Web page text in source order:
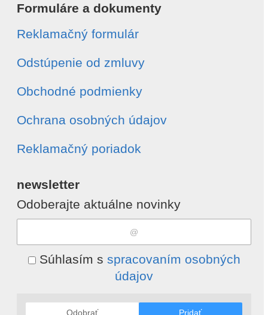
Formuláre a dokumenty
Reklamačný formulár
Odstúpenie od zmluvy
Obchodné podmienky
Ochrana osobných údajov
Reklamačný poriadok
newsletter
Odoberajte aktuálne novinky
Súhlasím s spracovaním osobných
údajov
Odobrať Pridať